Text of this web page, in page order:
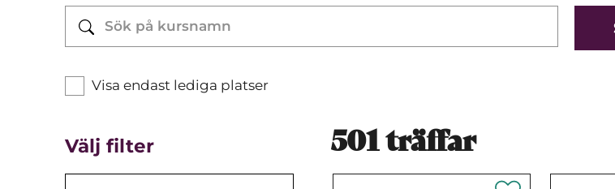
Visa endast lediga platser
Välj filter 501träffar